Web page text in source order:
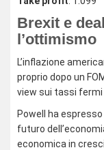
Brexit e
l’ottimismo
L’inflazione
proprio dopo un
view sui tassi fermi
Powell ha
futuro
economica in